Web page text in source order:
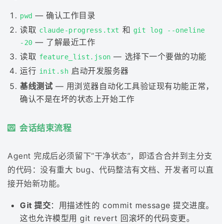
pwd — 确认工作目录
读取 claude-progress.txt 和 git log --oneline
-20 — 了解最近工作
读取 feature_list.json — 选择下一个要做的功能
运行 init.sh 启动开发服务器
基线测试 — 用浏览器自动化工具验证现有功能正常，
确认不是在坏的状态上开始工作
会话结束流程
Agent 完成后必须留下”干净状态”，即适合合并到主分支
的代码：没有重大 bug、代码整洁有文档、开发者可以直
接开始新功能。
Git 提交：用描述性的 commit message 提交进度。
这也允许模型用 git revert 回滚坏的代码变更。